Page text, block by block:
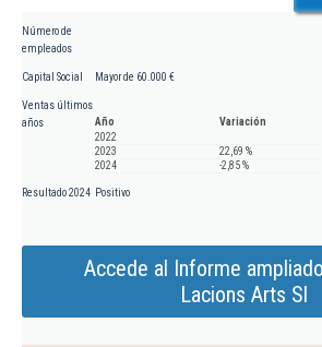
Número de
empleados
Capital Social Mayor de 60.000 €
Ventas últimos
años
Año
Variación
2022
2023
22,69 %
2024
-2,85 %
Resultado 2024 Positivo
Accede al Informe
Lacions Arts Sl